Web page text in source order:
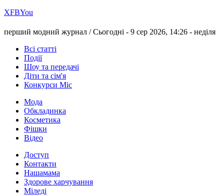
ХFBYou
перший модний журнал /Сьогодні - 9 сер 2026, 14:26 - неділя
Всі статті
Події
Шоу та передачі
Діти та сім'я
Конкурси Міс
Мода
Обкладинка
Косметика
Фішки
Відео
Доступ
Контакти
Нашамама
Здорове харчування
Міледі